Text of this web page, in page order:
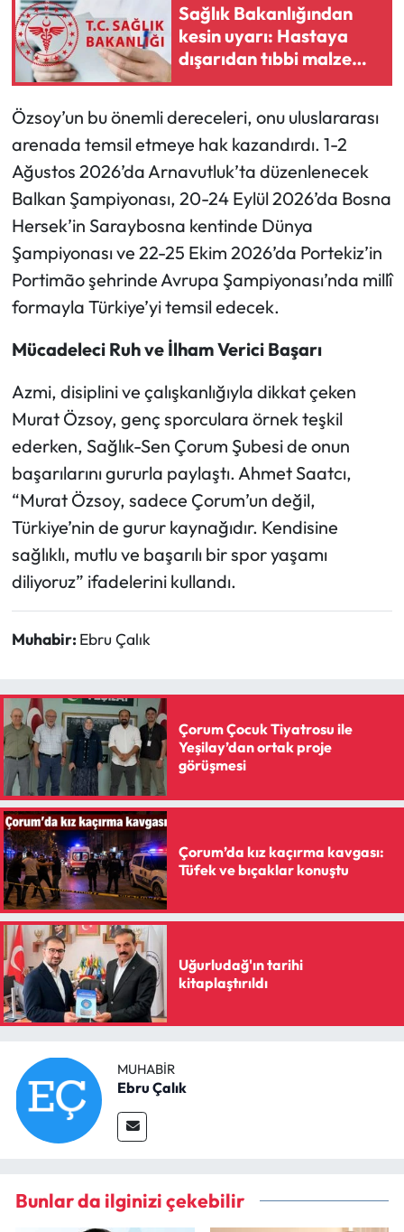
Sağlık Bakanlığından
kesin uyarı: Hastaya
dışarıdan tıbbi malzeme
aldırılamayacak
Özsoy’un bu önemli dereceleri, onu uluslararası
arenada temsil etmeye hak kazandırdı. 1-2
Ağustos 2026’da Arnavutluk’ta düzenlenecek
Balkan Şampiyonası, 20-24 Eylül 2026’da Bosna
Hersek’in Saraybosna kentinde Dünya
Şampiyonası ve 22-25 Ekim 2026’da Portekiz’in
Portimão şehrinde Avrupa Şampiyonası’nda millî
formayla Türkiye’yi temsil edecek.
Mücadeleci Ruh ve İlham Verici Başarı
Azmi, disiplini ve çalışkanlığıyla dikkat çeken
Murat Özsoy, genç sporculara örnek teşkil
ederken, Sağlık-Sen Çorum Şubesi de onun
başarılarını gururla paylaştı. Ahmet Saatcı,
“Murat Özsoy, sadece Çorum’un değil,
Türkiye’nin de gurur kaynağıdır. Kendisine
sağlıklı, mutlu ve başarılı bir spor yaşamı
diliyoruz” ifadelerini kullandı.
Muhabir: Ebru Çalık
Çorum Çocuk Tiyatrosu ile
Yeşilay’dan ortak proje
görüşmesi
Çorum’da kız kaçırma kavgası:
Tüfek ve bıçaklar konuştu
Uğurludağ'ın tarihi
kitaplaştırıldı
MUHABIR
Ebru Çalık
Bunlar da ilginizi çekebilir
Siyaset
Spor
Sungurlu Haberleri
Turizm
Uğurludağ Haberleri
Yaşam
Yayla Haber
Yemek Tarifleri
Yerel Haberler